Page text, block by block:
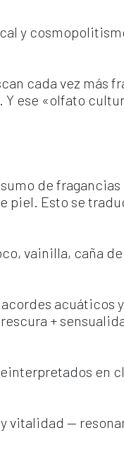
y
cada vez más
ese «olfato
de fragancias
piel. Esto se
vainilla, caña
acuáticos
+
en
vitalidad —